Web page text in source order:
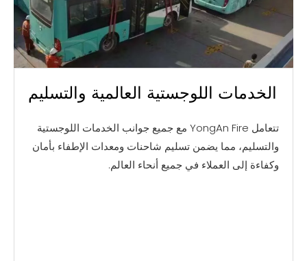
الخدمات اللوجستية العالمية والتسليم
تتعامل YongAn Fire مع جميع جوانب الخدمات اللوجستية
والتسليم، مما يضمن تسليم شاحنات ومعدات الإطفاء بأمان
وكفاءة إلى العملاء في جميع أنحاء العالم.